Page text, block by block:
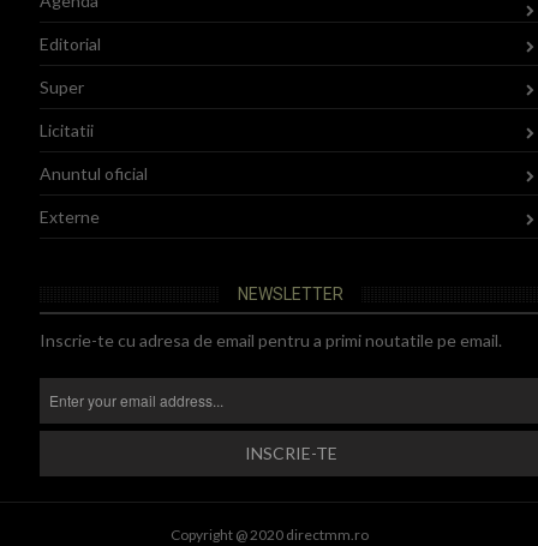
Editorial
Super
Licitatii
Anuntul oficial
Externe
NEWSLETTER
Inscrie-te cu adresa de email pentru a primi noutatile pe email.
Copyright @ 2020 directmm.ro